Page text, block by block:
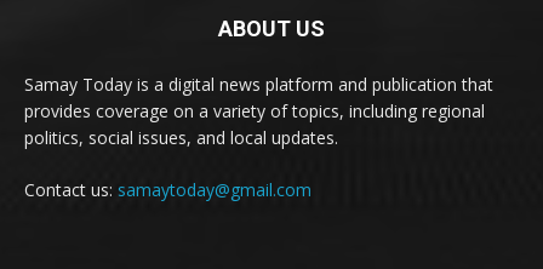
ABOUT US
Samay Today is a digital news platform and publication that
provides coverage on a variety of topics, including regional
politics, social issues, and local updates.
Contact us: samaytoday@gmail.com